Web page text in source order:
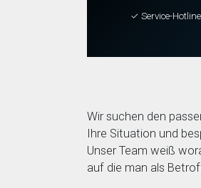
✓ Service-Hotline
Wir suchen den
Ihre Situation und
Unser Team weiß
auf die man als